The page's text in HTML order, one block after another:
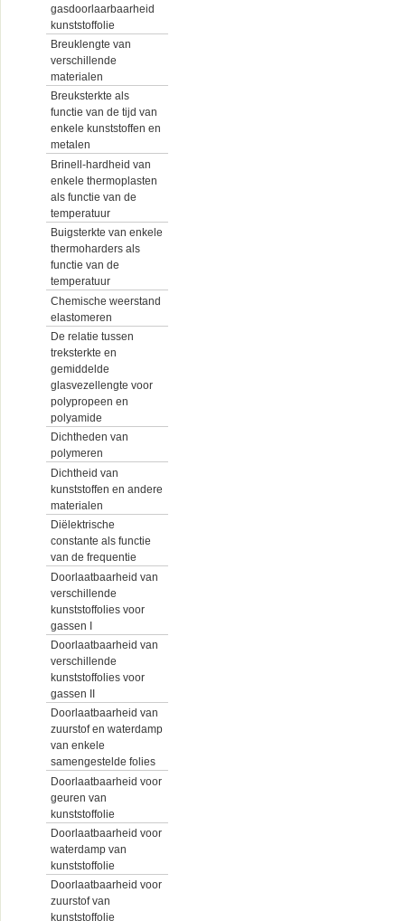
gasdoorlaarbaarheid
kunststoffolie
Breuklengte van
verschillende
materialen
Breuksterkte als
functie van de tijd van
enkele kunststoffen en
metalen
Brinell-hardheid van
enkele thermoplasten
als functie van de
temperatuur
Buigsterkte van enkele
thermoharders als
functie van de
temperatuur
Chemische weerstand
elastomeren
De relatie tussen
treksterkte en
gemiddelde
glasvezellengte voor
polypropeen en
polyamide
Dichtheden van
polymeren
Dichtheid van
kunststoffen en andere
materialen
Diëlektrische
constante als functie
van de frequentie
Doorlaatbaarheid van
verschillende
kunststoffolies voor
gassen I
Doorlaatbaarheid van
verschillende
kunststoffolies voor
gassen II
Doorlaatbaarheid van
zuurstof en waterdamp
van enkele
samengestelde folies
Doorlaatbaarheid voor
geuren van
kunststoffolie
Doorlaatbaarheid voor
waterdamp van
kunststoffolie
Doorlaatbaarheid voor
zuurstof van
kunststoffolie